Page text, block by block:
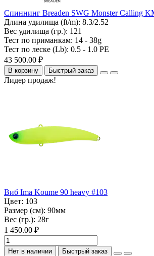
Спиннинг Breaden SWG Monster Calling
Длина удилища (ft/m): 8.3/2.52
Вес удилища (гр.): 121
Тест по приманкам: 14 - 38g
Тест по леске (Lb): 0.5 - 1.0 PE
43 500.00 ₽
В корзину Быстрый заказ
Лидер продаж!
Виб Ima Koume 90 heavy #103
Цвет: 103
Размер (см): 90мм
Вес (гр.): 28г
1 450.00 ₽
Нет в наличии Быстрый заказ